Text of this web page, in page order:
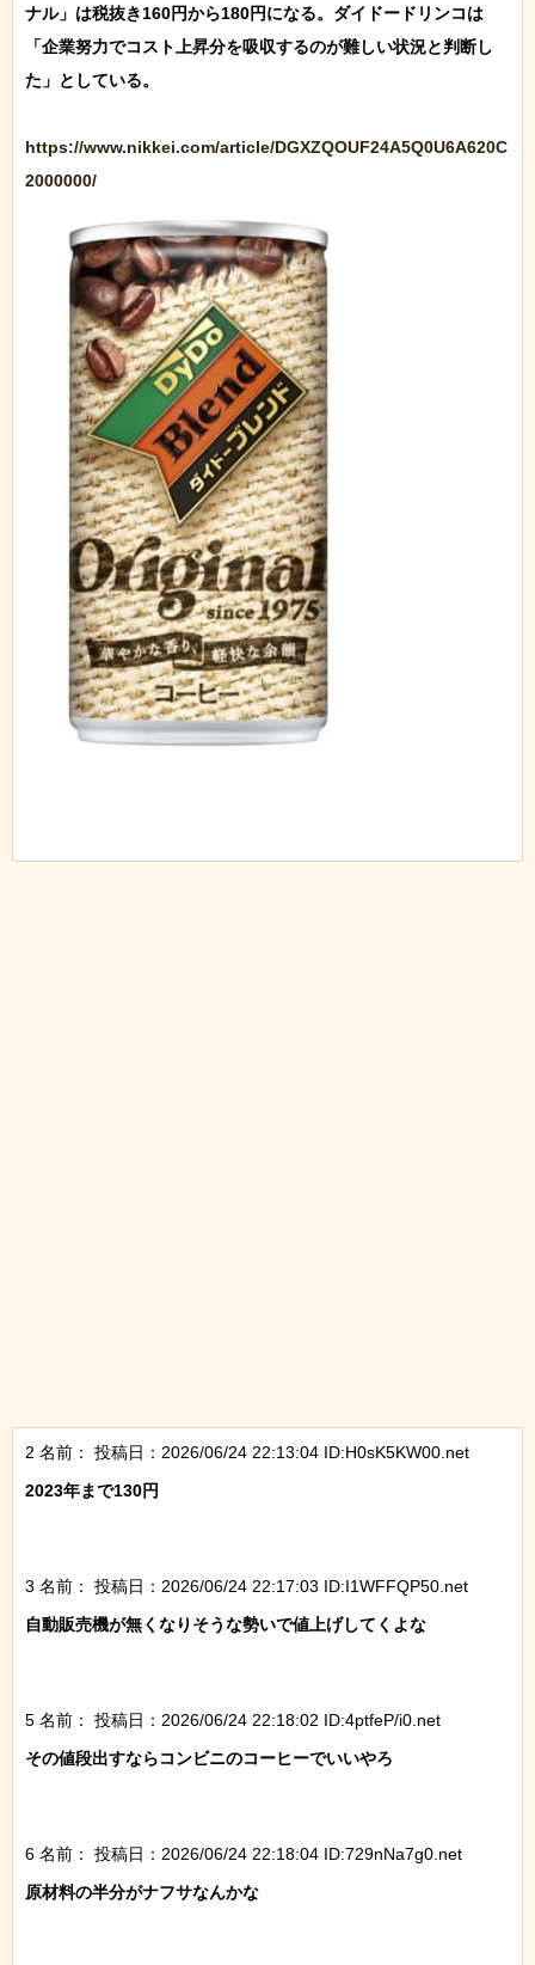
ナル」は税抜き160円から180円になる。ダイドードリンコは
「企業努力でコスト上昇分を吸収するのが難しい状況と判断し
た」としている。
https://www.nikkei.com/article/DGXZQOUF24A5Q0U6A620C
2000000/
2 名前：
投稿日：2026/06/24 22:13:04 ID:H0sK5KW00.net
2023年まで130円
3 名前：
投稿日：2026/06/24 22:17:03 ID:I1WFFQP50.net
自動販売機が無くなりそうな勢いで値上げしてくよな
5 名前：
投稿日：2026/06/24 22:18:02 ID:4ptfeP/i0.net
その値段出すならコンビニのコーヒーでいいやろ
6 名前：
投稿日：2026/06/24 22:18:04 ID:729nNa7g0.net
原材料の半分がナフサなんかな